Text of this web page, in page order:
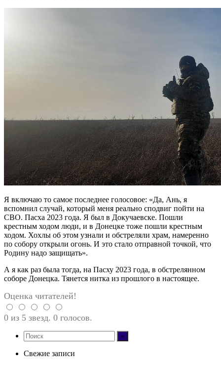
Я включаю то самое последнее голосовое: «Да, Ань, я
вспомнил случай, который меня реально сподвиг пойти на
СВО. Пасха 2023 года. Я был в Докучаевске. Пошли
крестным ходом люди, и в Донецке тоже пошли крестным
ходом. Хохлы об этом узнали и обстреляли храм, намеренно
по собору открыли огонь. И это стало отправной точкой, что
Родину надо защищать».
А я как раз была тогда, на Пасху 2023 года, в обстрелянном
соборе Донецка. Тянется нитка из прошлого в настоящее.
Оценка читателей!
0 из 5 звезд. 0 голосов.
Свежие записи